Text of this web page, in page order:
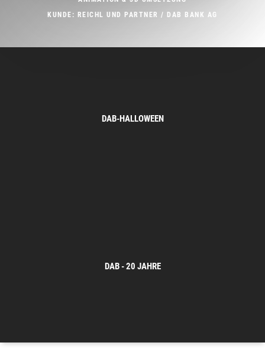
KUNDE: REICHL UND PARTNER / DAB BANK AG
DAB-HALLOWEEN
DAB - 20 JAHRE